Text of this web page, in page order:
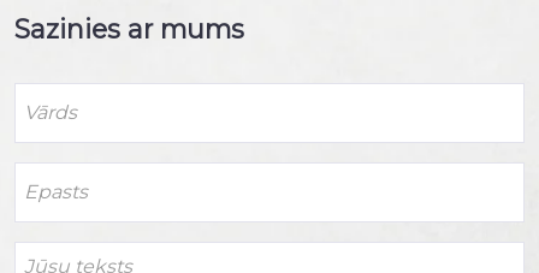
Sazinies ar mums